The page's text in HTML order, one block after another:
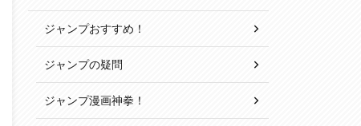
ジャンプおすすめ！
ジャンプの疑問
ジャンプ漫画神拳！